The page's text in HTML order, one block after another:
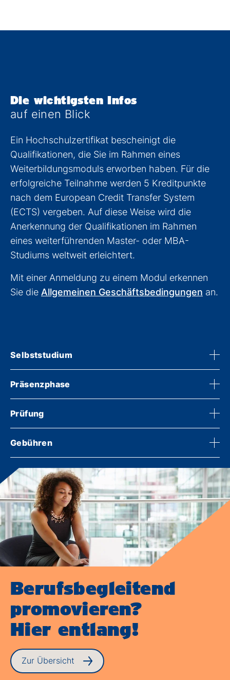
Die wichtigsten Infos
auf einen Blick
Ein Hochschulzertifikat bescheinigt die
Qualifikationen, die Sie im Rahmen eines
Weiterbildungsmoduls erworben haben. Für die
erfolgreiche Teilnahme werden 5 Kreditpunkte
nach dem European Credit Transfer System
(ECTS) vergeben. Auf diese Weise wird die
Anerkennung der Qualifikationen im Rahmen
eines weiterführenden Master- oder MBA-
Studiums weltweit erleichtert.
Mit einer Anmeldung zu einem Modul erkennen
Sie die Allgemeinen Geschäftsbedingungen an.
Selbststudium
Präsenzphase
Prüfung
Gebühren
Berufsbegleitend
promovieren?
Hier entlang!
Zur Übersicht